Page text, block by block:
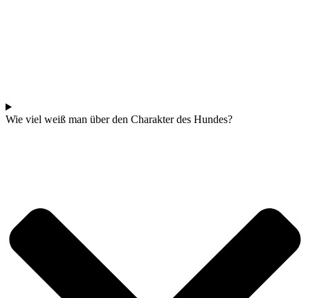
Wie viel weiß man über den Charakter des Hundes?